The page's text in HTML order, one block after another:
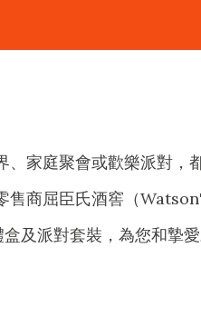
家庭聚會或歡樂派對，
售商屈臣氏酒窖（
及派對套裝，為您和摯